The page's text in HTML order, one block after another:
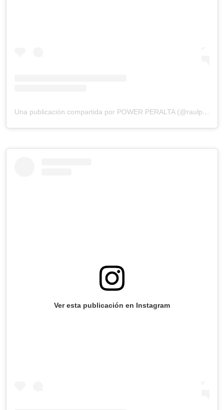
Una publicación compartida por POWER PERALTA (@raulpower)
Ver esta publicación en Instagram